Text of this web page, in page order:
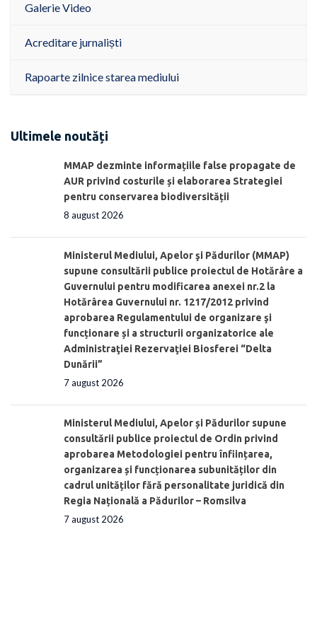
Galerie Video
Acreditare jurnaliști
Rapoarte zilnice starea mediului
Ultimele noutăți
MMAP dezminte informațiile false propagate de
AUR privind costurile și elaborarea Strategiei
pentru conservarea biodiversității
8 august 2026
Ministerul Mediului, Apelor şi Pădurilor (MMAP)
supune consultării publice proiectul de Hotărâre a
Guvernului pentru modificarea anexei nr.2 la
Hotărârea Guvernului nr. 1217/2012 privind
aprobarea Regulamentului de organizare şi
funcționare și a structurii organizatorice ale
Administraţiei Rezervaţiei Biosferei “Delta
Dunării”
7 august 2026
Ministerul Mediului, Apelor și Pădurilor supune
consultării publice proiectul de Ordin privind
aprobarea Metodologiei pentru înființarea,
organizarea și funcționarea subunităților din
cadrul unităților fără personalitate juridică din
Regia Națională a Pădurilor – Romsilva
7 august 2026